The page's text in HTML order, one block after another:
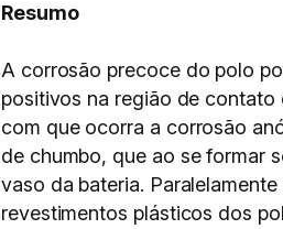
Resumo
A corrosão precoce do polo
positivos na região de contato
com que ocorra a corrosão
de chumbo, que ao se formar
vaso da bateria.
revestimentos plásticos dos